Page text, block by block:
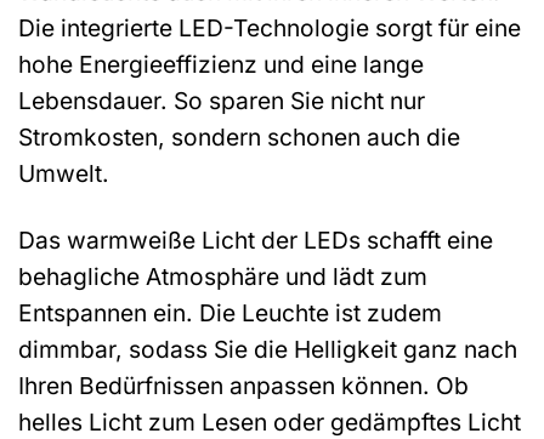
Die integrierte LED-Technologie sorgt für eine
hohe Energieeffizienz und eine lange
Lebensdauer. So sparen Sie nicht nur
Stromkosten, sondern schonen auch die
Umwelt.
Das warmweiße Licht der LEDs schafft eine
behagliche Atmosphäre und lädt zum
Entspannen ein. Die Leuchte ist zudem
dimmbar, sodass Sie die Helligkeit ganz nach
Ihren Bedürfnissen anpassen können. Ob
helles Licht zum Lesen oder gedämpftes Licht